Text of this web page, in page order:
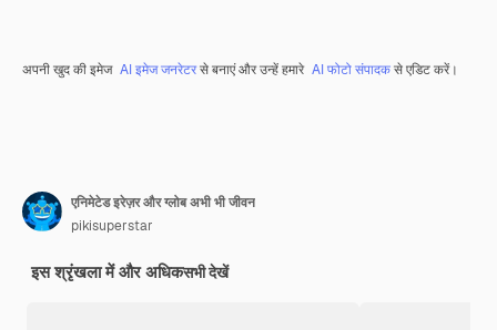
अपनी खुद की इमेज AI इमेज जनरेटरसे बनाएं और उन्हें हमारे AI फोटो संपादकसे एडिट करें।
एनिमेटेड इरेज़र और ग्लोब अभी भी जीवन
pikisuperstar
इस श्रृंखला में और अधिकसभी देखें